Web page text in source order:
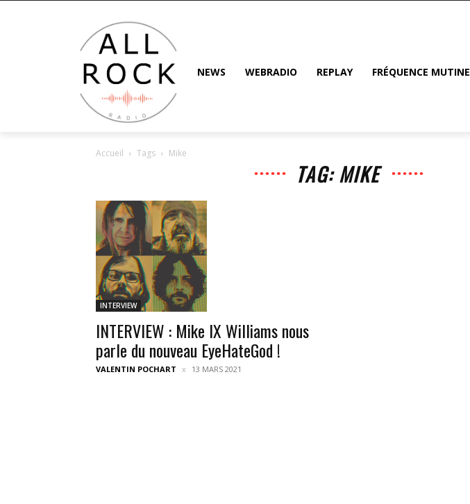
NEWS WEBRADIO REPLAY FRÉQUENCE MUTINE
Accueil Tags Mike
TAG: MIKE
INTERVIEW
INTERVIEW : Mike IX Williams nous
parle du nouveau EyeHateGod !
VALENTIN POCHART 13 MARS 2021